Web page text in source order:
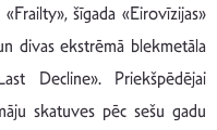
šīgada «Eirovīzijas»
divas ekstrēmā blekmetāla
Decline». Priekšpēdējai
skatuves pēc sešu gadu